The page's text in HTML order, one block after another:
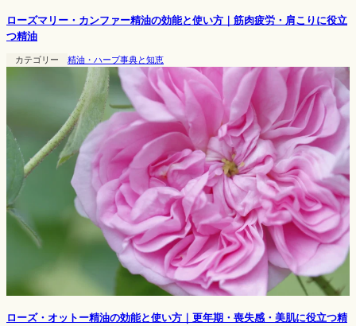
ローズマリー・カンファー精油の効能と使い方｜筋肉疲労・肩こりに役立
つ精油
カテゴリー 精油・ハーブ事典と知恵
ローズ・オットー精油の効能と使い方｜更年期・喪失感・美肌に役立つ精